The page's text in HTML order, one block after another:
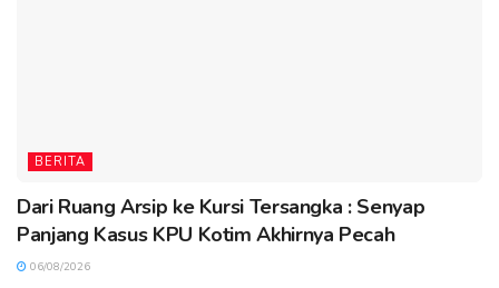
BERITA
Dari Ruang Arsip ke Kursi Tersangka : Senyap
Panjang Kasus KPU Kotim Akhirnya Pecah
06/08/2026